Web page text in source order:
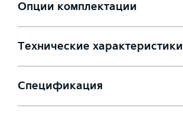
Опции комплектации
Технические характеристики
Спецификация